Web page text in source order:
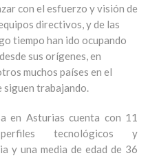
con el esfuerzo y visión de
directivos, y de las
tiempo han ido ocupando
sus orígenes, en
muchos países en el
siguen trabajando.
en Asturias cuenta con 11
tecnológicos y
y una media de edad de 36